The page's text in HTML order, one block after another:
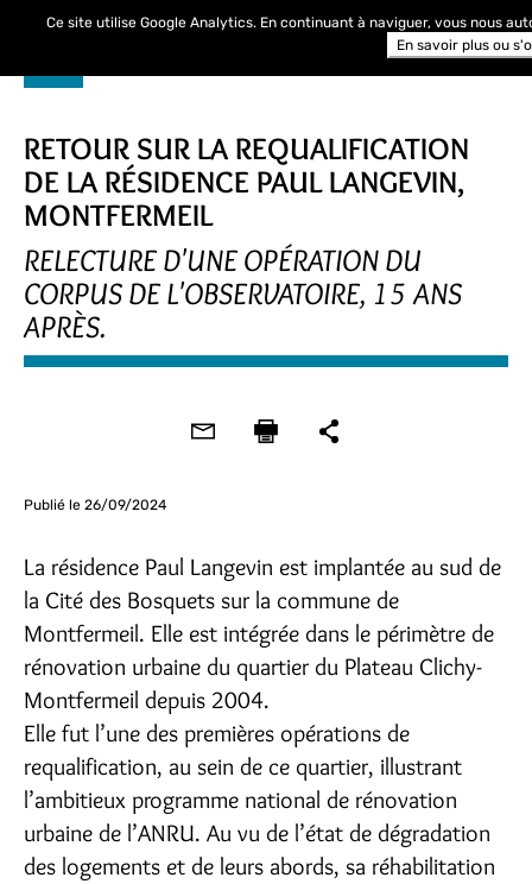
RETOUR SUR LA REQUALIFICATION
DE LA RÉSIDENCE PAUL LANGEVIN,
MONTFERMEIL
RELECTURE D'UNE OPÉRATION DU
CORPUS DE L'OBSERVATOIRE, 15 ANS
APRÈS.
Publié le 26/09/2024
La résidence Paul Langevin est implantée au sud de
la Cité des Bosquets sur la commune de
Montfermeil. Elle est intégrée dans le périmètre de
rénovation urbaine du quartier du Plateau Clichy-
Montfermeil depuis 2004.
Elle fut l’une des premières opérations de
requalification, au sein de ce quartier, illustrant
l’ambitieux programme national de rénovation
urbaine de l’ANRU. Au vu de l’état de dégradation
des logements et de leurs abords, sa réhabilitation
Ce site utilise Google Analytics. En continuant à naviguer, vous nous
En savoir plus ou